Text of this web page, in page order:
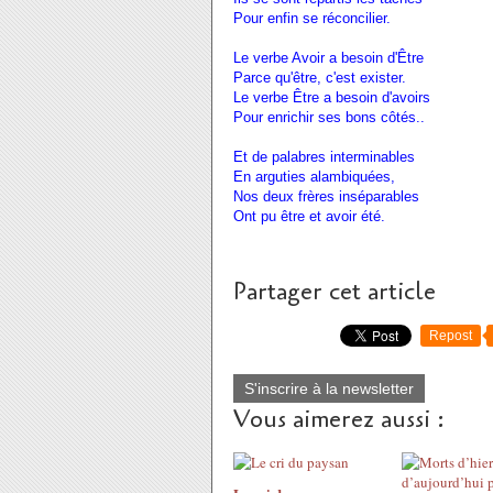
Pour enfin se réconcilier.
Le verbe Avoir a besoin d'Être
Parce qu'être, c'est exister.
Le verbe Être a besoin d'avoirs
Pour enrichir ses bons côtés..
Et de palabres interminables
En arguties alambiquées,
Nos deux frères inséparables
Ont pu être et avoir été.
Partager cet article
Repost
S'inscrire à la newsletter
Vous aimerez aussi :